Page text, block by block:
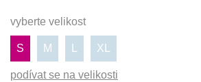
vyberte velikost
S M XL
podívat se na velikosti